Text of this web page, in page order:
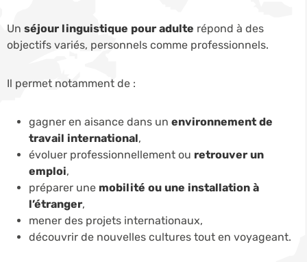
Un séjour linguistique pour adulte répond à des
objectifs variés, personnels comme professionnels.
Il permet notamment de :
gagner en aisance dans un environnement de
travail international,
évoluer professionnellement ou retrouver un
emploi,
préparer une mobilité ou une installation à
l’étranger,
mener des projets internationaux,
découvrir de nouvelles cultures tout en voyageant.